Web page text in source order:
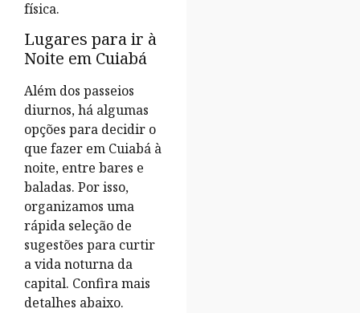
física.
Lugares para ir à
Noite em Cuiabá
Além dos passeios
diurnos, há algumas
opções para decidir o
que fazer em Cuiabá à
noite, entre bares e
baladas. Por isso,
organizamos uma
rápida seleção de
sugestões para curtir
a vida noturna da
capital. Confira mais
detalhes abaixo.